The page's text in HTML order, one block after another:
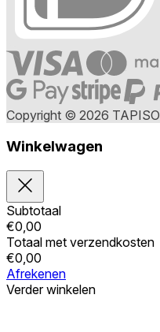
Copyright © 2026 TAPISO
Winkelwagen
Subtotaal
€0,00
Totaal met verzendkosten
€0,00
Afrekenen
Verder winkelen